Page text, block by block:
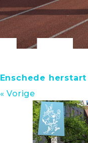
Enschede
« Vorige